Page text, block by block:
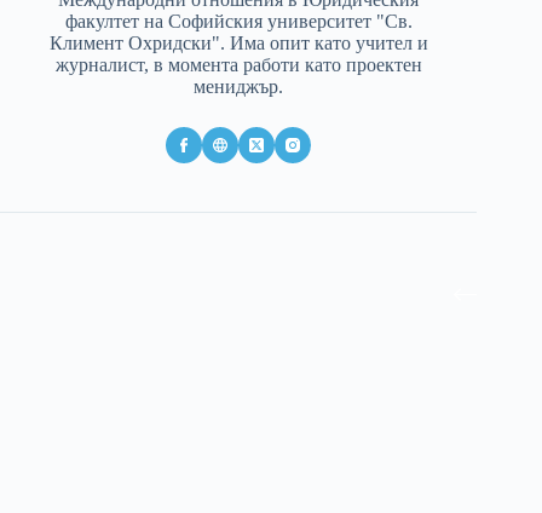
факултет на Софийския университет "Св.
Климент Охридски". Има опит като учител и
журналист, в момента работи като проектен
мениджър.